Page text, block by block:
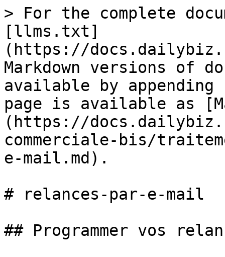
> For the complete
[llms.txt]
(https://
Markdown versions of
available by
page is available as
(https://
commerciale-bis/
e-mail.md).
# relances-par-e-mail
## Programmer vos